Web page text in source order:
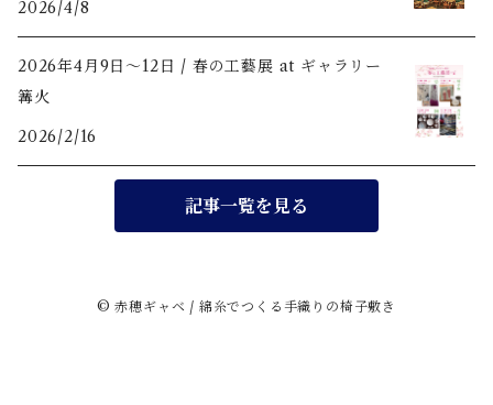
2026/4/8
2026年4月9日〜12日 / 春の工藝展 at ギャラリー
篝火
2026/2/16
記事一覧を見る
© 赤穂ギャベ / 綿糸でつくる手織りの椅子敷き